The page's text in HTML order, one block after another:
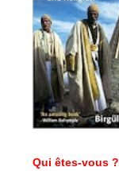
Qui êtes-vous ?